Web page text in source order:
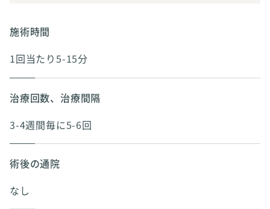
施術時間
1回当たり5-15分
治療回数、治療間隔
3-4週間毎に5-6回
術後の通院
なし